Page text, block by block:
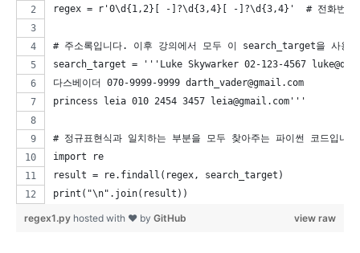
regex = r'0\d{1,2}[ -]?\d{3,4}[ -]?\d{3,4}'  # 전화번호를
# 주소록입니다. 이후 강의에서 모두 이 search_target을 사용
search_target = '''Luke Skywarker 02-123-4567
다스베이더 070-9999-9999 darth_vader@gmail.com
princess leia 010 2454 3457 leia@gmail.com'''
# 정규표현식과 일치하는 부분을 모두 찾아주는 파이썬 코드입니
import re
result = re.findall(regex, search_target)
print("\n".join(result))
view raw
regex1.py hosted with ❤ by GitHub